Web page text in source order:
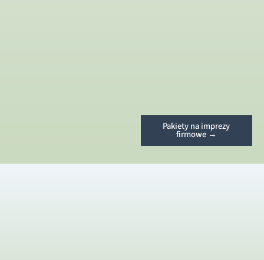
Pakiety na imprezy
firmowe →